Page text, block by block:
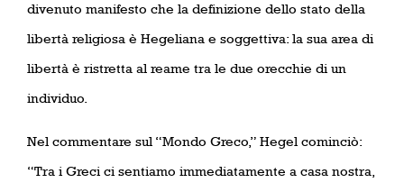
divenuto manifesto che la definizione dello stato della
libertà religiosa è Hegeliana e soggettiva: la sua area di
libertà è ristretta al reame tra le due orecchie di un
individuo.
Nel commentare sul “Mondo Greco,” Hegel cominciò:
“Tra i Greci ci sentiamo immediatamente a casa nostra,